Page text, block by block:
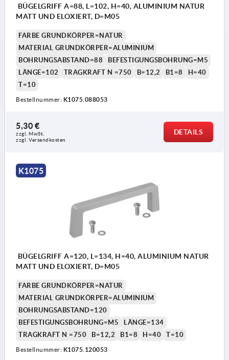
BÜGELGRIFF A=88, L=102, H=40, ALUMINIUM NATUR
MATT UND ELOXIERT, D=M05
FARBE GRUNDKÖRPER=NATUR
MATERIAL GRUNDKÖRPER=ALUMINIUM
BOHRUNGSABSTAND=88
BEFESTIGUNGSBOHRUNG=M5
LÄNGE=102
TRAGKRAFT N =750 B=12,2 B1=8
H=40
T=10
Bestellnummer: K1075.088053
5,30 €
zzgl. MwSt.
zzgl. Versandkosten
DETAILS
K1075
BÜGELGRIFF A=120, L=134, H=40, ALUMINIUM NATUR
MATT UND ELOXIERT, D=M05
FARBE GRUNDKÖRPER=NATUR
MATERIAL GRUNDKÖRPER=ALUMINIUM
BOHRUNGSABSTAND=120
BEFESTIGUNGSBOHRUNG=M5
LÄNGE=134
TRAGKRAFT N =750
B=12,2 B1=8 H=40 T=10
Bestellnummer: K1075.120053